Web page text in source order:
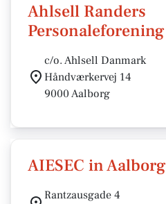
Ahlsell Randers
Personaleforening
c/o. Ahlsell Danmark
Håndværkervej 14
9000 Aalborg
AIESEC in Aalborg
Rantzausgade 4